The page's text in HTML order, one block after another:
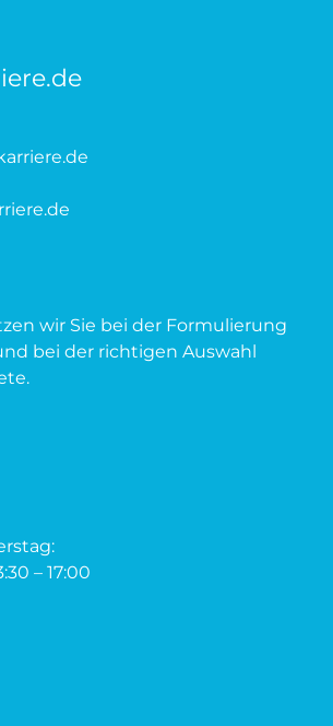
wir Sie bei der Formulierung
bei der richtigen Auswahl
– 17:00